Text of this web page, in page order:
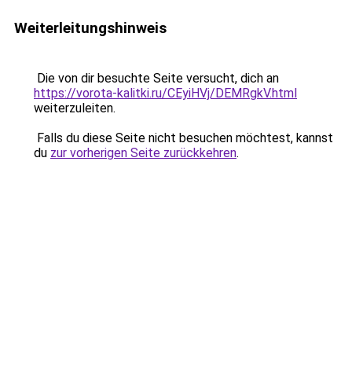
Weiterleitungshinweis
Die von dir besuchte Seite versucht, dich an
https://vorota-kalitki.ru/CEyiHVj/DEMRgkV.html
weiterzuleiten.
Falls du diese Seite nicht besuchen möchtest, kannst
du zur vorherigen Seite zurückkehren.